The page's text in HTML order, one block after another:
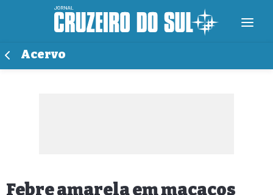
Acervo
Febre amarela em macacos